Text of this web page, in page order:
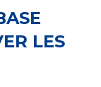
LES